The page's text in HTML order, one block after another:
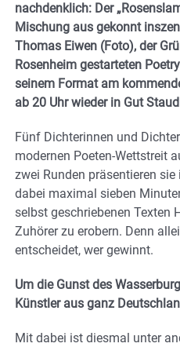
nachdenklich: Der
Mischung aus gekonnt
Thomas Eiwen (Foto), der
Rosenheim gestarteten
seinem Format am
ab 20 Uhr wieder in Gut
Fünf Dichterinnen und
modernen Poeten-Wettstreit
zwei Runden präsentieren sie
dabei maximal sieben
selbst geschriebenen Texten
Zuhörer zu erobern. Denn
entscheidet, wer gewinnt.
Um die Gunst des
Künstler aus ganz
Mit dabei ist diesmal unter